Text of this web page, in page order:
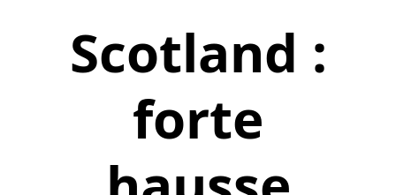
Scotland :
forte